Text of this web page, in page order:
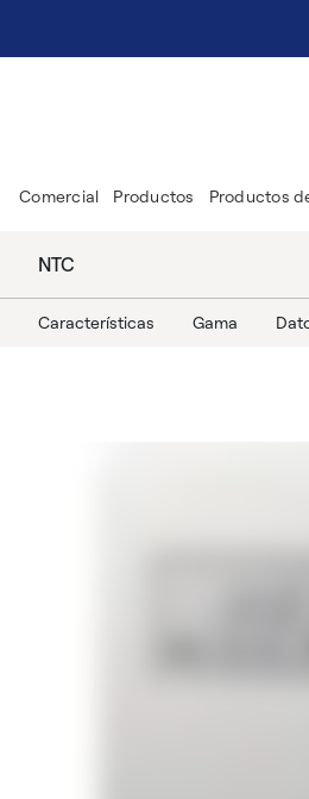
Comercial Productos Productos
NTC
Características Gama